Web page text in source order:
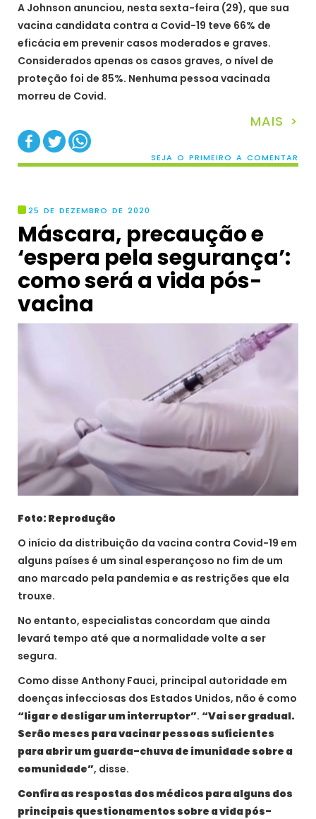
A Johnson anunciou, nesta sexta-feira (29), que sua
vacina candidata contra a Covid-19 teve 66% de
eficácia em prevenir casos moderados e graves.
Considerados apenas os casos graves, o nível de
proteção foi de 85%. Nenhuma pessoa vacinada
morreu de Covid.
MAIS >
SEJA O PRIMEIRO A COMENTAR
25 DE DEZEMBRO DE 2020
Máscara, precaução e
‘espera pela segurança’:
como será a vida pós-
vacina
Foto: Reprodução
O início da distribuição da vacina contra Covid-19 em
alguns países é um sinal esperançoso no fim de um
ano marcado pela pandemia e as restrições que ela
trouxe.
No entanto, especialistas concordam que ainda
levará tempo até que a normalidade volte a ser
segura.
Como disse Anthony Fauci, principal autoridade em
doenças infecciosas dos Estados Unidos, não é como
“ligar e desligar um interruptor”. “Vai ser gradual.
Serão meses para vacinar pessoas suficientes
para abrir um guarda-chuva de imunidade sobre a
comunidade”, disse.
Confira as respostas dos médicos para alguns dos
principais questionamentos sobre a vida pós-